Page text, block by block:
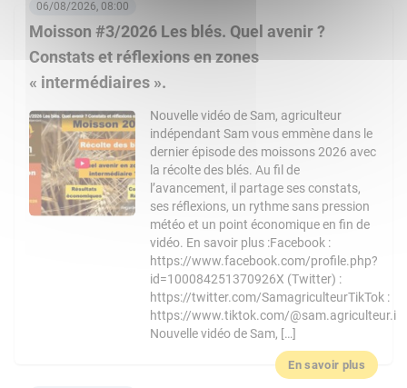
Moisson #3/2026 Les blés. Quel avenir ?
Constats et réflexions en zones
« intermédiaires ».
06/08/2026, 08:00
Nouvelle vidéo de Sam, agriculteur
indépendant Sam vous emmène dans le
dernier épisode des moissons 2026 avec
la récolte des blés. Au fil de
l’avancement, il partage ses constats,
ses réflexions, un rythme sans pression
météo et un point économique en fin de
vidéo. En savoir plus :Facebook :
https://www.facebook.com/profile.php?
id=100084251370926X (Twitter) :
https://twitter.com/SamagriculteurTikTok :
https://www.tiktok.com/@sam.agriculteur.i
Nouvelle vidéo de Sam, […]
En savoir plus